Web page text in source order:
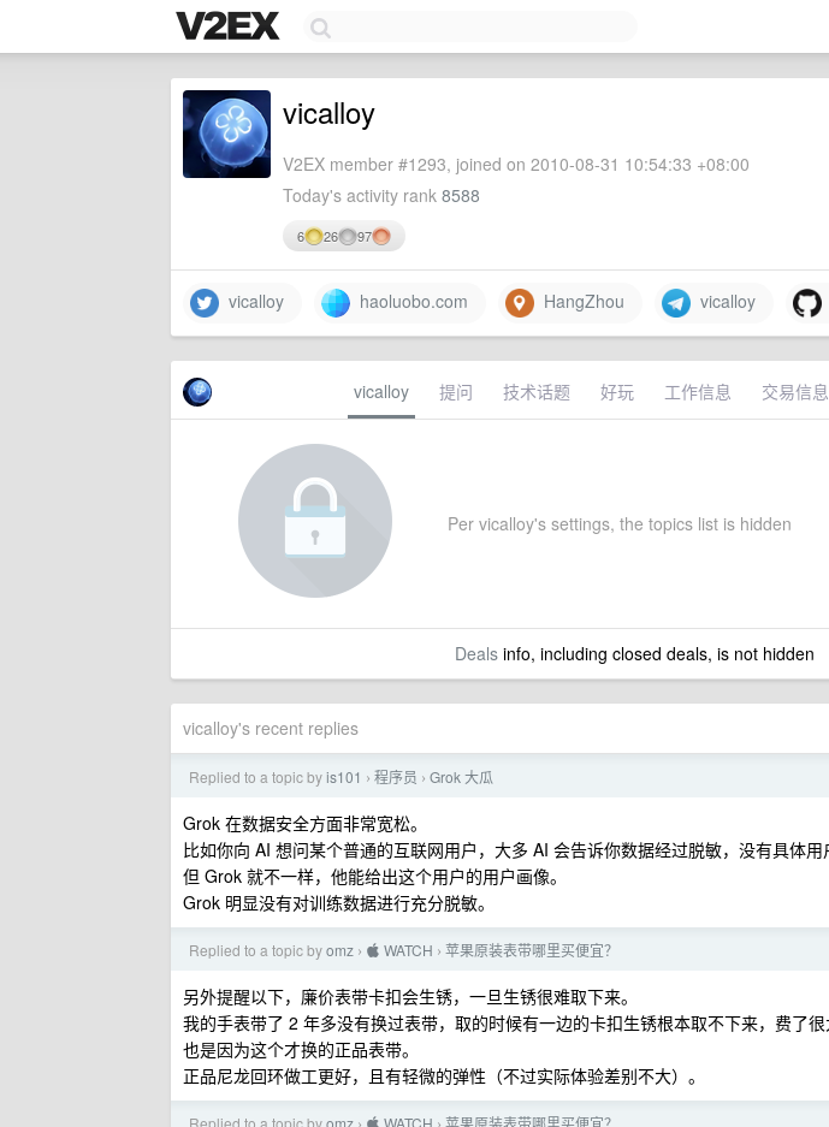
vicalloy
V2EX member #1293, joined on 2010-08-31 10:54:33 +08:00
Today's activity rank 8588
6 26 97
vicalloy haoluobo.com HangZhou vicalloy
vicalloy 提问 技术话题 好玩 工作信息 交易信息
Per vicalloy's settings, the topics list is hidden
Dealsinfo, including closed deals, is not hidden
vicalloy's recent replies
Replied to a topic byis101 › 程序员 › Grok 大瓜
Grok 在数据安全方面非常宽松。
比如你向 AI 想问某个普通的互联网用户，大多 AI 会告诉你数据经过脱敏，没有具体用
但 Grok 就不一样，他能给出这个用户的用户画像。
Grok 明显没有对训练数据进行充分脱敏。
Replied to a topic byomz ›  WATCH › 苹果原装表带哪里买便宜？
另外提醒以下，廉价表带卡扣会生锈，一旦生锈很难取下来。
我的手表带了 2 年多没有换过表带，取的时候有一边的卡扣生锈根本取不下来，费了很
也是因为这个才换的正品表带。
正品尼龙回环做工更好，且有轻微的弹性（不过实际体验差别不大）。
Replied to a topic byomz  WATCH 苹果原装表带哪里买便宜？